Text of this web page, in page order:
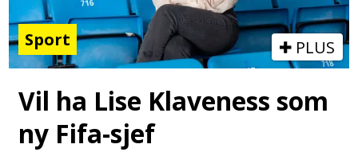
Sport PLUS
Vil ha Lise Klaveness som
ny Fifa-sjef